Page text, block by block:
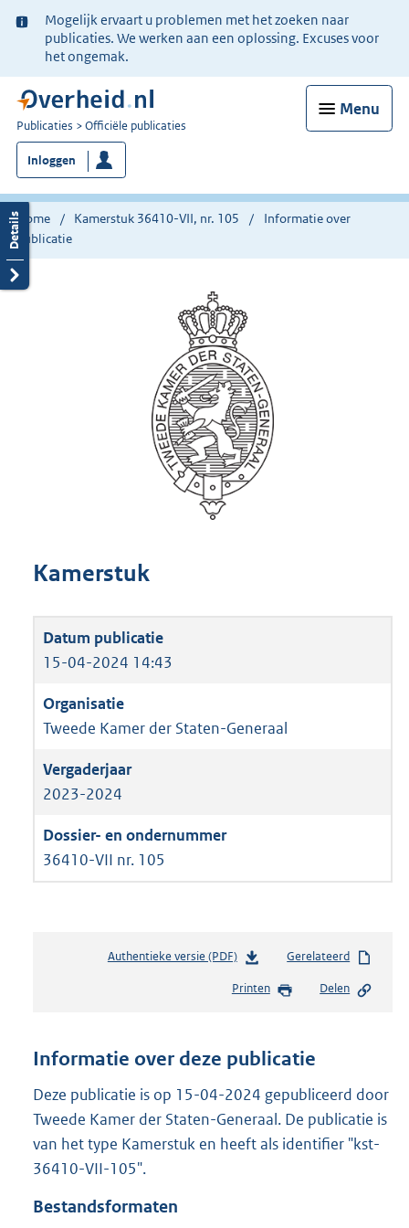
Ter
informatie:
Mogelijk ervaart u problemen met het zoeken naar
publicaties. We werken aan een oplossing. Excuses voor
het ongemak.
Menu
U
bent
nu
hier:
Publicaties Officiële publicaties
Inloggen
Home Kamerstuk 36410-VII, nr. 105
Informatie over
publicatie
Kamerstuk
15-04-2024 14:43
Tweede Kamer der Staten-Generaal
2023-2024
36410-VII nr. 105
Authentieke versie (PDF)b
s
n
s
r
o
Gerelateerd
Printen Delen
Informatie over deze publicatie
Deze publicatie is op 15-04-2024 gepubliceerd door
Tweede Kamer der Staten-Generaal. De publicatie is
van het type Kamerstuk en heeft als identifier "kst-
36410-VII-105".
Bestandsformaten